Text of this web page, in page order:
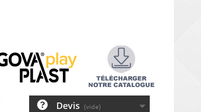
Devis (vide)